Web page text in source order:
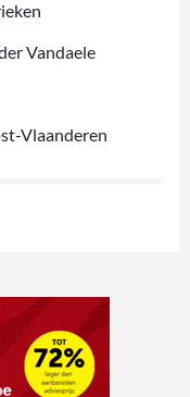
Vandaele
Vlaanderen